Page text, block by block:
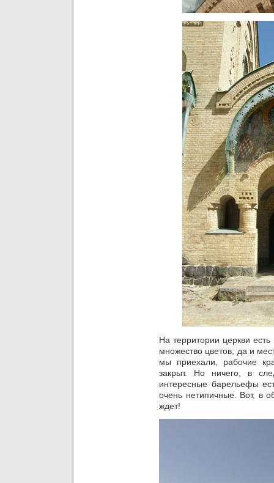
На территории церкви
множество цветов, да и
мы приехали, рабочие
закрыт. Но ничего, в
интересные барельефы
очень нетипичные. Вот,
ждет!